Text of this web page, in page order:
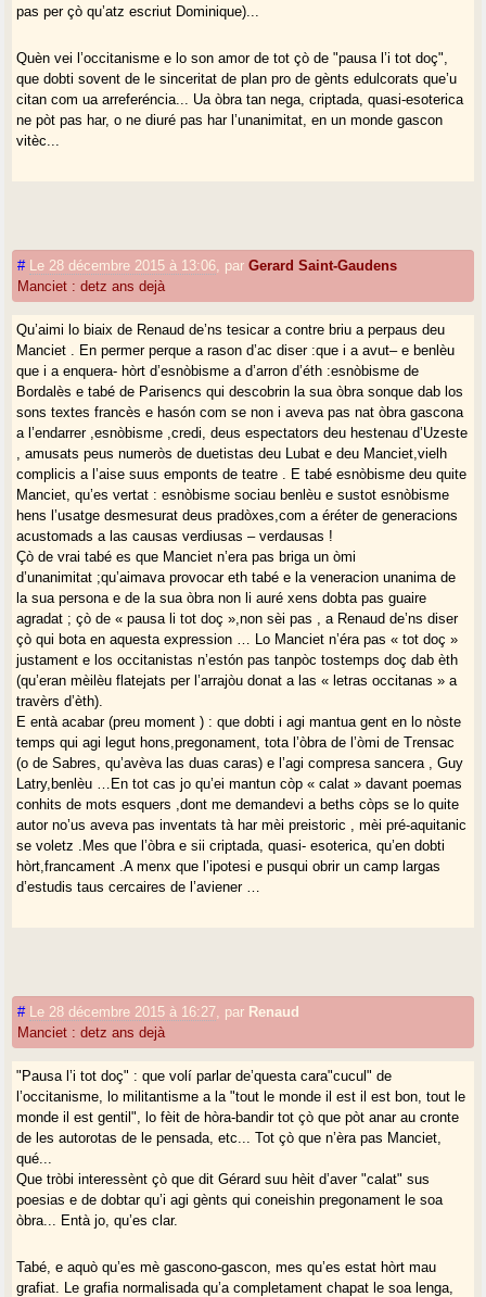
pas per çò qu’atz escriut Dominique)...
Quèn vei l’occitanisme e lo son amor de tot çò de "pausa l’i tot doç",
que dobti sovent de le sinceritat de plan pro de gènts edulcorats que’u
citan com ua arreferéncia... Ua òbra tan nega, criptada, quasi-esoterica
ne pòt pas har, o ne diuré pas har l’unanimitat, en un monde gascon
vitèc...
# Le 28 décembre 2015 à 13:06 parGerard Saint-Gaudens
Manciet : detz ans dejà
Qu’aimi lo biaix de Renaud de’ns tesicar a contre briu a perpaus deu
Manciet . En permer perque a rason d’ac diser :que i a avut– e benlèu
que i a enquera- hòrt d’esnòbisme a d’arron d’éth :esnòbisme de
Bordalès e tabé de Parisencs qui descobrin la sua òbra sonque dab los
sons textes francès e hasón com se non i aveva pas nat òbra gascona
a l’endarrer ,esnòbisme ,credi, deus espectators deu hestenau d’Uzeste
, amusats peus numeròs de duetistas deu Lubat e deu Manciet,vielh
complicis a l’aise suus emponts de teatre . E tabé esnòbisme deu quite
Manciet, qu’es vertat : esnòbisme sociau benlèu e sustot esnòbisme
hens l’usatge desmesurat deus pradòxes,com a éréter de generacions
acustomads a las causas verdiusas – verdausas !
Çò de vrai tabé es que Manciet n’era pas briga un òmi
d’unanimitat ;qu’aimava provocar eth tabé e la veneracion unanima de
la sua persona e de la sua òbra non li auré xens dobta pas guaire
agradat ; çò de « pausa li tot doç »,non sèi pas , a Renaud de’ns diser
çò qui bota en aquesta expression … Lo Manciet n’éra pas « tot doç »
justament e los occitanistas n’estón pas tanpòc tostemps doç dab èth
(qu’eran mèilèu flatejats per l’arrajòu donat a las « letras occitanas » a
travèrs d’èth).
E entà acabar (preu moment ) : que dobti i agi mantua gent en lo nòste
temps qui agi legut hons,pregonament, tota l’òbra de l’òmi de Trensac
(o de Sabres, qu’avèva las duas caras) e l’agi compresa sancera , Guy
Latry,benlèu …En tot cas jo qu’ei mantun còp « calat » davant poemas
conhits de mots esquers ,dont me demandevi a beths còps se lo quite
autor no’us aveva pas inventats tà har mèi preistoric , mèi pré-aquitanic
se voletz .Mes que l’òbra e sii criptada, quasi- esoterica, qu’en dobti
hòrt,francament .A menx que l’ipotesi e pusqui obrir un camp largas
d’estudis taus cercaires de l’aviener …
# Le 28 décembre 2015 à 16:27 par Renaud
Manciet : detz ans dejà
"Pausa l’i tot doç" : que volí parlar de’questa cara"cucul" de
l’occitanisme, lo militantisme a la "tout le monde il est il est bon, tout le
monde il est gentil", lo fèit de hòra-bandir tot çò que pòt anar au cronte
de les autorotas de le pensada, etc... Tot çò que n’èra pas Manciet,
qué...
Que tròbi interessènt çò que dit Gérard suu hèit d’aver "calat" sus
poesias e de dobtar qu’i agi gènts qui coneishin pregonament le soa
òbra... Entà jo, qu’es clar.
Tabé, e aquò qu’es mè gascono-gascon, mes qu’es estat hòrt mau
grafiat. Le grafia normalisada qu’a completament chapat le soa lenga,